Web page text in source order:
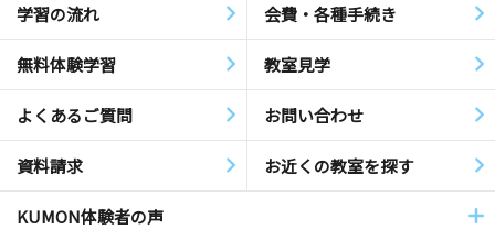
学習の流れ 会費・各種手続き
無料体験学習 教室見学
よくあるご質問 お問い合わせ
資料請求 お近くの教室を探す
KUMON体験者の声